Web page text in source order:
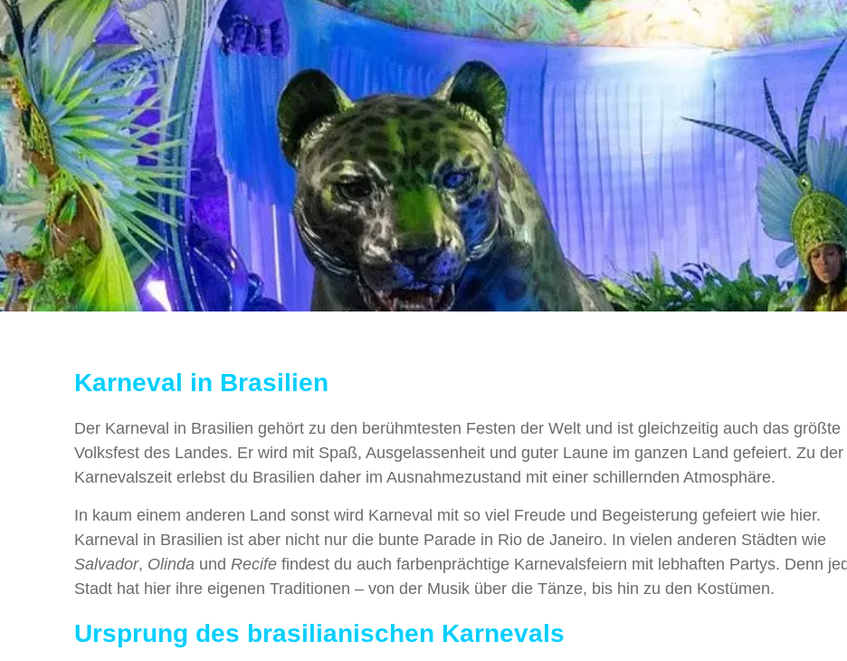
Karneval in Brasilien
Der Karneval in Brasilien gehört zu den berühmtesten Festen der Welt und ist gleichzeitig auch das größte
Volksfest des Landes. Er wird mit Spaß, Ausgelassenheit und guter Laune im ganzen Land gefeiert. Zu der
Karnevalszeit erlebst du Brasilien daher im Ausnahmezustand mit einer schillernden Atmosphäre.
In kaum einem anderen Land sonst wird Karneval mit so viel Freude und Begeisterung gefeiert wie hier.
Karneval in Brasilien ist aber nicht nur die bunte Parade in Rio de Janeiro. In vielen anderen Städten wie
Salvador, Olinda und Recife findest du auch farbenprächtige Karnevalsfeiern mit lebhaften Partys. Denn
Stadt hat hier ihre eigenen Traditionen – von der Musik über die Tänze, bis hin zu den Kostümen.
Ursprung des brasilianischen Karnevals